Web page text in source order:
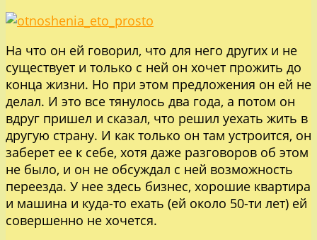
На что он ей говорил, что для него других и не
существует и только с ней он хочет прожить до
конца жизни. Но при этом предложения он ей не
делал. И это все тянулось два года, а потом он
вдруг пришел и сказал, что решил уехать жить в
другую страну. И как только он там устроится, он
заберет ее к себе, хотя даже разговоров об этом
не было, и он не обсуждал с ней возможность
переезда. У нее здесь бизнес, хорошие квартира
и машина и куда-то ехать (ей около 50-ти лет) ей
совершенно не хочется.